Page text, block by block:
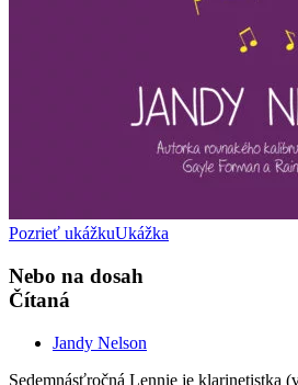
Pozrieť ukážkuUkážka
Nebo na dosah
Čítaná
Jandy Nelson
Sedemnásťročná Lennie je klarinetistka